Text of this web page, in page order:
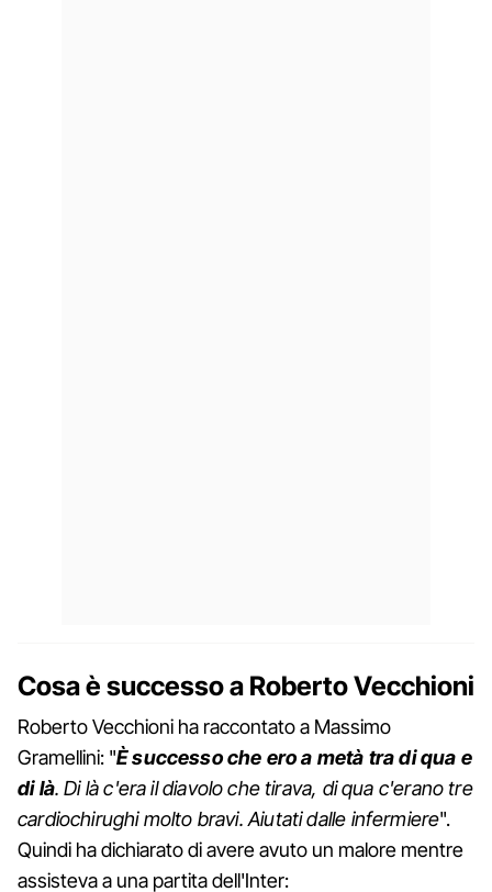
Cosa è successo a Roberto Vecchioni
Roberto Vecchioni ha raccontato a Massimo
Gramellini: "È successo che ero a metà tra di qua e
di là. Di là c'era il diavolo che tirava, di qua c'erano tre
cardiochirughi molto bravi. Aiutati dalle infermiere".
Quindi ha dichiarato di avere avuto un malore mentre
assisteva a una partita dell'Inter: